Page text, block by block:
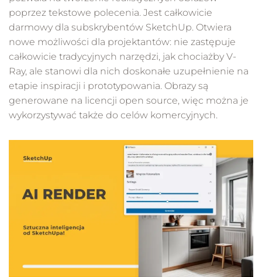
poprzez tekstowe polecenia. Jest całkowicie
darmowy dla subskrybentów SketchUp. Otwiera
nowe możliwości dla projektantów: nie zastępuje
całkowicie tradycyjnych narzędzi, jak chociażby V-
Ray, ale stanowi dla nich doskonałe uzupełnienie na
etapie inspiracji i prototypowania. Obrazy są
generowane na licencji open source, więc można je
wykorzystywać także do celów komercyjnych.